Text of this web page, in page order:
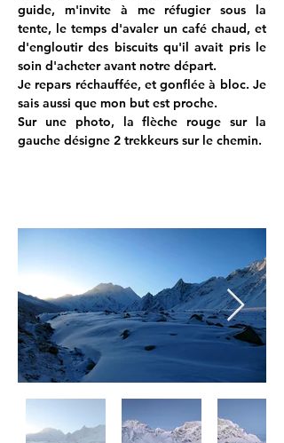
guide, m'invite à me réfugier sous la
tente, le temps d'avaler un café chaud, et
d'engloutir des biscuits qu'il avait pris le
soin d'acheter avant notre départ.
Je repars réchauffée, et gonflée à bloc. Je
sais aussi que mon but est proche.
Sur une photo, la flèche rouge sur la
gauche désigne 2 trekkeurs sur le chemin.